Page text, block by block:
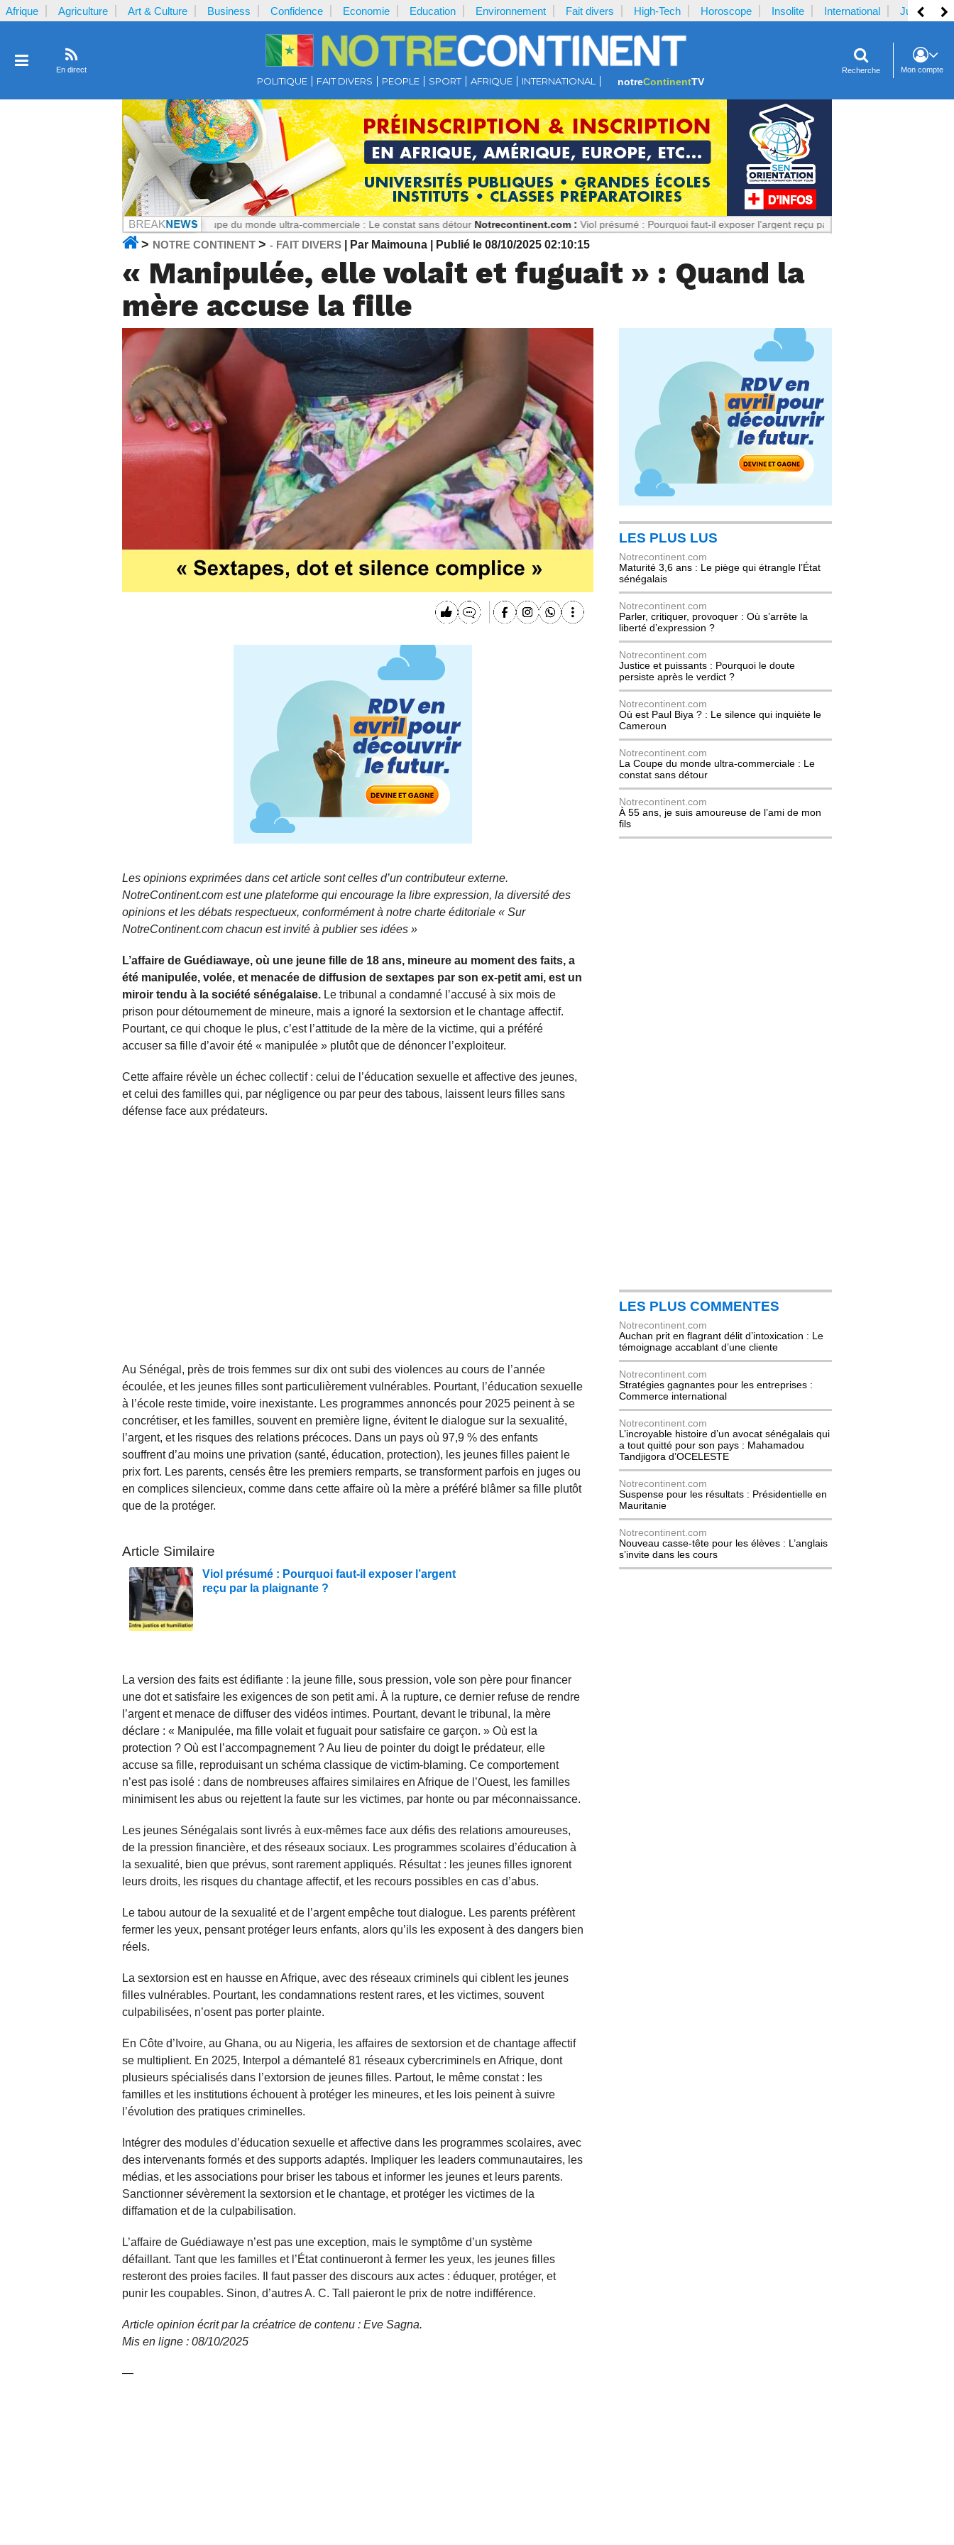
Afrique Agriculture Art & Culture Business Confidence Economie Education Environnement Fait divers High-Tech Horoscope Insolite International Justice
En direct
POLITIQUE FAIT DIVERS PEOPLE SPORT AFRIQUE INTERNATIONAL notreContinentTV
Recherche Mon compte
La Coupe du monde ultra-commerciale : Le constat sans détour Notrecontinent.com : Viol présumé : Pourquoi faut-il exposer l’argent reçu par la plaignante ?
> NOTRE CONTINENT > - FAIT DIVERS | Par Maimouna | Publié le 08/10/2025 02:10:15
« Manipulée, elle volait et fuguait » : Quand la
mère accuse la fille
Les opinions exprimées dans cet article sont celles d’un contributeur externe.
NotreContinent.com est une plateforme qui encourage la libre expression, la diversité des
opinions et les débats respectueux, conformément à notre charte éditoriale « Sur
NotreContinent.com chacun est invité à publier ses idées »
L’affaire de Guédiawaye, où une jeune fille de 18 ans, mineure au moment des faits, a
été manipulée, volée, et menacée de diffusion de sextapes par son ex-petit ami, est un
miroir tendu à la société sénégalaise. Le tribunal a condamné l’accusé à six mois de
prison pour détournement de mineure, mais a ignoré la sextorsion et le chantage affectif.
Pourtant, ce qui choque le plus, c’est l’attitude de la mère de la victime, qui a préféré
accuser sa fille d’avoir été « manipulée » plutôt que de dénoncer l’exploiteur.
Cette affaire révèle un échec collectif : celui de l’éducation sexuelle et affective des jeunes,
et celui des familles qui, par négligence ou par peur des tabous, laissent leurs filles sans
défense face aux prédateurs.
Au Sénégal, près de trois femmes sur dix ont subi des violences au cours de l’année
écoulée, et les jeunes filles sont particulièrement vulnérables. Pourtant, l’éducation sexuelle
à l’école reste timide, voire inexistante. Les programmes annoncés pour 2025 peinent à se
concrétiser, et les familles, souvent en première ligne, évitent le dialogue sur la sexualité,
l’argent, et les risques des relations précoces. Dans un pays où 97,9 % des enfants
souffrent d’au moins une privation (santé, éducation, protection), les jeunes filles paient le
prix fort. Les parents, censés être les premiers remparts, se transforment parfois en juges ou
en complices silencieux, comme dans cette affaire où la mère a préféré blâmer sa fille plutôt
que de la protéger.
Article Similaire
Viol présumé : Pourquoi faut-il exposer l’argent
reçu par la plaignante ?
La version des faits est édifiante : la jeune fille, sous pression, vole son père pour financer
une dot et satisfaire les exigences de son petit ami. À la rupture, ce dernier refuse de rendre
l’argent et menace de diffuser des vidéos intimes. Pourtant, devant le tribunal, la mère
déclare : « Manipulée, ma fille volait et fuguait pour satisfaire ce garçon. » Où est la
protection ? Où est l’accompagnement ? Au lieu de pointer du doigt le prédateur, elle
accuse sa fille, reproduisant un schéma classique de victim-blaming. Ce comportement
n’est pas isolé : dans de nombreuses affaires similaires en Afrique de l’Ouest, les familles
minimisent les abus ou rejettent la faute sur les victimes, par honte ou par méconnaissance.
Les jeunes Sénégalais sont livrés à eux-mêmes face aux défis des relations amoureuses,
de la pression financière, et des réseaux sociaux. Les programmes scolaires d’éducation à
la sexualité, bien que prévus, sont rarement appliqués. Résultat : les jeunes filles ignorent
leurs droits, les risques du chantage affectif, et les recours possibles en cas d’abus.
Le tabou autour de la sexualité et de l’argent empêche tout dialogue. Les parents préfèrent
fermer les yeux, pensant protéger leurs enfants, alors qu’ils les exposent à des dangers bien
réels.
La sextorsion est en hausse en Afrique, avec des réseaux criminels qui ciblent les jeunes
filles vulnérables. Pourtant, les condamnations restent rares, et les victimes, souvent
culpabilisées, n’osent pas porter plainte.
En Côte d’Ivoire, au Ghana, ou au Nigeria, les affaires de sextorsion et de chantage affectif
se multiplient. En 2025, Interpol a démantelé 81 réseaux cybercriminels en Afrique, dont
plusieurs spécialisés dans l’extorsion de jeunes filles. Partout, le même constat : les
familles et les institutions échouent à protéger les mineures, et les lois peinent à suivre
l’évolution des pratiques criminelles.
Intégrer des modules d’éducation sexuelle et affective dans les programmes scolaires, avec
des intervenants formés et des supports adaptés. Impliquer les leaders communautaires, les
médias, et les associations pour briser les tabous et informer les jeunes et leurs parents.
Sanctionner sévèrement la sextorsion et le chantage, et protéger les victimes de la
diffamation et de la culpabilisation.
L’affaire de Guédiawaye n’est pas une exception, mais le symptôme d’un système
défaillant. Tant que les familles et l’État continueront à fermer les yeux, les jeunes filles
resteront des proies faciles. Il faut passer des discours aux actes : éduquer, protéger, et
punir les coupables. Sinon, d’autres A. C. Tall paieront le prix de notre indifférence.
Article opinion écrit par la créatrice de contenu : Eve Sagna.
Mis en ligne : 08/10/2025
—
LES PLUS LUS
Notrecontinent.com
Maturité 3,6 ans : Le piège qui étrangle l’État
sénégalais
Notrecontinent.com
Parler, critiquer, provoquer : Où s’arrête la
liberté d’expression ?
Notrecontinent.com
Justice et puissants : Pourquoi le doute
persiste après le verdict ?
Notrecontinent.com
Où est Paul Biya ? : Le silence qui inquiète le
Cameroun
Notrecontinent.com
La Coupe du monde ultra-commerciale : Le
constat sans détour
Notrecontinent.com
À 55 ans, je suis amoureuse de l’ami de mon
fils
LES PLUS COMMENTES
Notrecontinent.com
Auchan prit en flagrant délit d’intoxication : Le
témoignage accablant d’une cliente
Notrecontinent.com
Stratégies gagnantes pour les entreprises :
Commerce international
Notrecontinent.com
L’incroyable histoire d’un avocat sénégalais qui
a tout quitté pour son pays : Mahamadou
Tandjigora d’OCELESTE
Notrecontinent.com
Suspense pour les résultats : Présidentielle en
Mauritanie
Notrecontinent.com
Nouveau casse-tête pour les élèves : L’anglais
s’invite dans les cours